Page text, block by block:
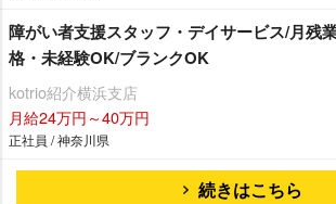
障がい者支援スタッフ・デイサービス/月残
格・未経験OK/ブランクOK
kotrio紹介横浜支店
月給24万円～40万円
正社員 / 神奈川県
続きはこちら